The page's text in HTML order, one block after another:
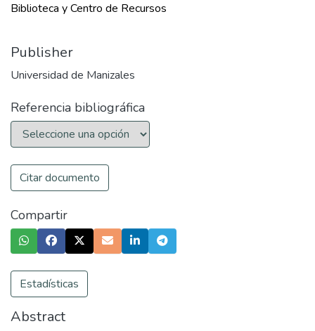
Biblioteca y Centro de Recursos
Publisher
Universidad de Manizales
Referencia bibliográfica
Citar documento
Compartir
Estadísticas
Abstract